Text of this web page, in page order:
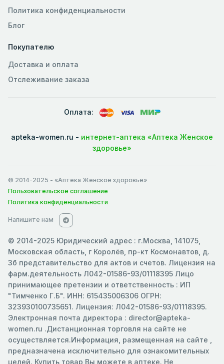
Политика конфиденциальности
Блог
Покупателю
Доставка и оплата
Отслеживание заказа
Оплата:
apteka-women.ru - интернет-аптека «Аптека Женское
здоровье»
© 2014-2025 - «Аптека Женское здоровье»
Пользовательское соглашение
Политика конфиденциальности
Напишите нам
© 2014-2025 Юридический адрес : г.Москва, 141075,
Московская область, г Королёв, пр-кт Космонавтов, д.
3б представительство для актов и счетов. Лицензия на
фарм.деятельность Л042-01586-93/01118395 Лицо
принимающее претензии и ответственность : ИП
"Тимченко Г.Б". ИНН: 615435006306 ОГРН:
323930100735651. Лицензия: Л042-01586-93/01118395.
Электронная почта директора : director@apteka-
women.ru .Дистанционная торговля на сайте не
осуществляется.Информация, размещенная на сайте ,
предназначена исключительно для ознакомительных
целей. Купить товар Вы можете в аптеке. Не